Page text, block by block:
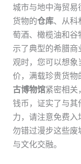
城市与地中海贸易
货物的仓库、从科
萄酒、橄榄油和谷
示了典型的希腊
观时，您可以想象
价，满载珍贵货物
古博物馆紧密相关
钱币，证实了与其
力，请注意免费入
勿错过漫步这些废
与文化交融。